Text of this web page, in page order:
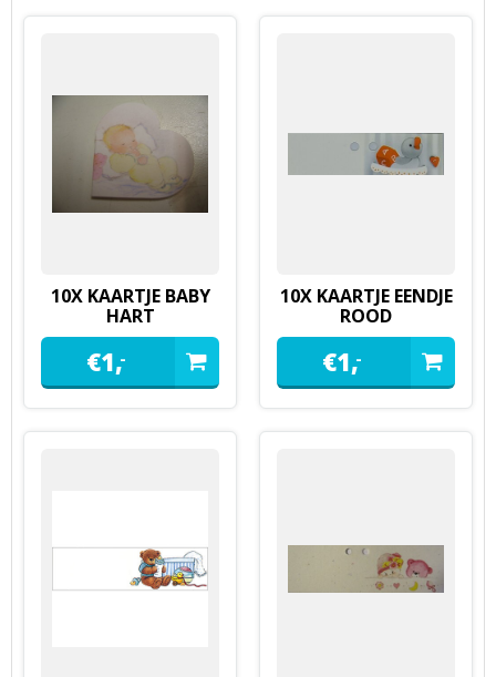
10X KAARTJE BABY
HART
€1,-
10X KAARTJE EENDJE
ROOD
€1,-